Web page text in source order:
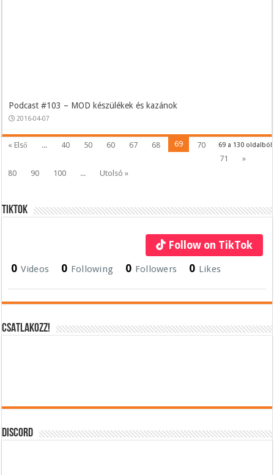
Podcast #103 – MOD készülékek és kazánok
2016-04-07
69 a 130 oldalból
« Első ... 40 50 60 67 68 69
70
71
»
80
90 100 ... Utolsó »
Tiktok
Follow on TikTok
0 Videos 0 Following 0 Followers 0 Likes
CSATLAKOZZ!
DISCORD